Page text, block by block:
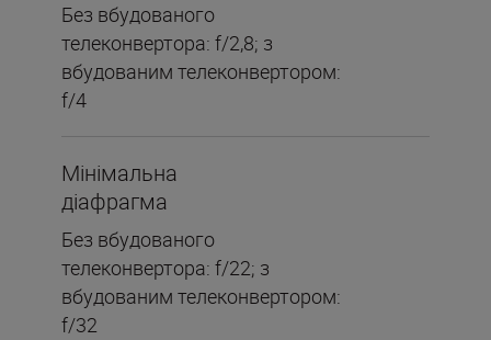
Без вбудованого
телеконвертора: f/2,8; з
вбудованим телеконвертором:
f/4
Мінімальна
діафрагма
Без вбудованого
телеконвертора: f/22; з
вбудованим телеконвертором:
f/32